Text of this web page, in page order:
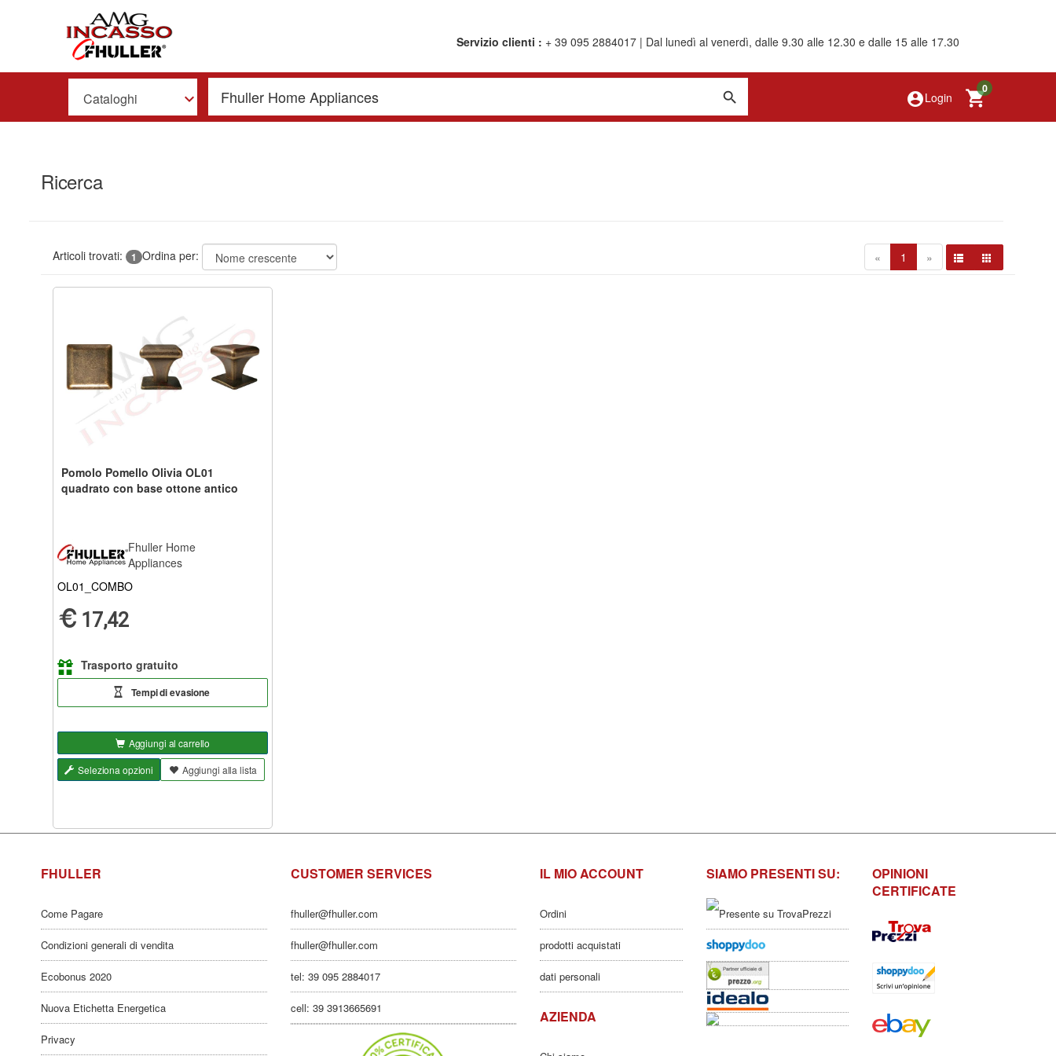
Servizio clienti : + 39 095 2884017 | Dal lunedì al venerdì, dalle 9.30 alle 12.30 e dalle 15 alle 17.30
Cataloghi
0
account_circleLogin
Ricerca
Articoli trovati: 1 Ordina per: « 1 »
Pomolo Pomello Olivia OL01
quadrato con base ottone antico
Fhuller Home
Appliances
OL01_COMBO
17,42
Trasporto gratuito
Tempi di evasione
Aggiungi al carrello
Seleziona opzioni
Aggiungi alla lista
FHULLER
Come Pagare
Condizioni generali di vendita
Ecobonus 2020
Nuova Etichetta Energetica
Privacy
CUSTOMER SERVICES
fhuller@fhuller.com
fhuller@fhuller.com
tel: 39 095 2884017
cell: 39 3913665691
IL MIO ACCOUNT
Ordini
prodotti acquistati
dati personali
AZIENDA
SIAMO PRESENTI SU:
OPINIONI
CERTIFICATE